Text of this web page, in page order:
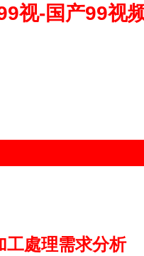
视-国产99视
工處理需求分析